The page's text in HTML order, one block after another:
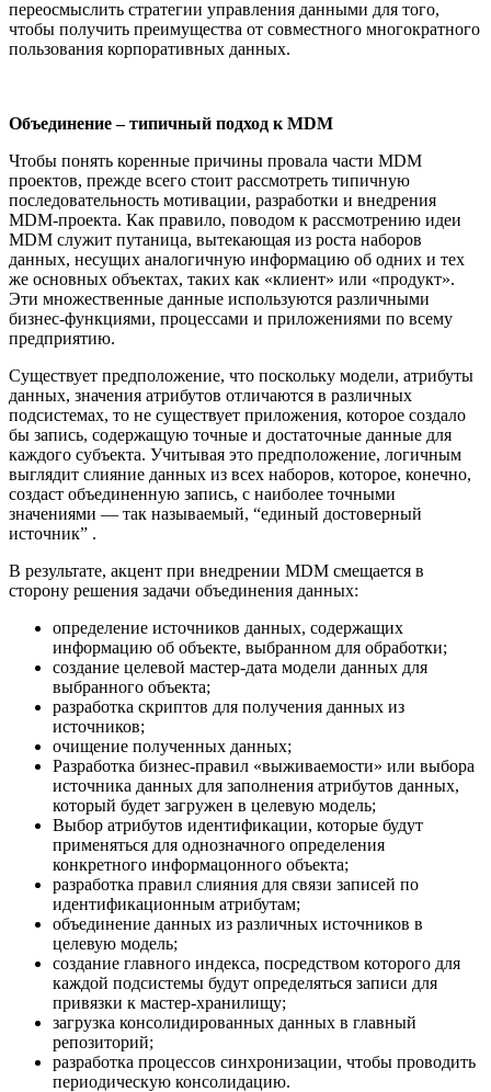
переосмыслить стратегии управления данными для того,
чтобы получить преимущества от совместного многократного
пользования корпоративных данных.
Объединение – типичный подход к MDM
Чтобы понять коренные причины провала части MDM
проектов, прежде всего стоит рассмотреть типичную
последовательность мотивации, разработки и внедрения
MDM-проекта. Как правило, поводом к рассмотрению идеи
MDM служит путаница, вытекающая из роста наборов
данных, несущих аналогичную информацию об одних и тех
же основных объектах, таких как «клиент» или «продукт».
Эти множественные данные используются различными
бизнес-функциями, процессами и приложениями по всему
предприятию.
Существует предположение, что поскольку модели, атрибуты
данных, значения атрибутов отличаются в различных
подсистемах, то не существует приложения, которое создало
бы запись, содержащую точные и достаточные данные для
каждого субъекта. Учитывая это предположение, логичным
выглядит слияние данных из всех наборов, которое, конечно,
создаст объединенную запись, с наиболее точными
значениями — так называемый, “единый достоверный
источник” .
В результате, акцент при внедрении MDM смещается в
сторону решения задачи объединения данных:
определение источников данных, содержащих
информацию об объекте, выбранном для обработки;
создание целевой мастер-дата модели данных для
выбранного объекта;
разработка скриптов для получения данных из
источников;
очищение полученных данных;
Разработка бизнес-правил «выживаемости» или выбора
источника данных для заполнения атрибутов данных,
который будет загружен в целевую модель;
Выбор атрибутов идентификации, которые будут
применяться для однозначного определения
конкретного информацонного объекта;
разработка правил слияния для связи записей по
идентификационным атрибутам;
объединение данных из различных источников в
целевую модель;
создание главного индекса, посредством которого для
каждой подсистемы будут определяться записи для
привязки к мастер-хранилищу;
загрузка консолидированных данных в главный
репозиторий;
разработка процессов синхронизации, чтобы проводить
периодическую консолидацию.